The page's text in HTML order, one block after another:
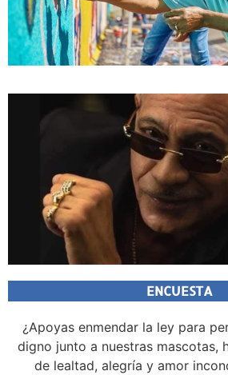
ENCUESTA
¿Apoyas enmendar la ley para
digno junto a nuestras mascotas,
de lealtad, alegría y amor